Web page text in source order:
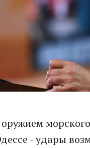
- удары